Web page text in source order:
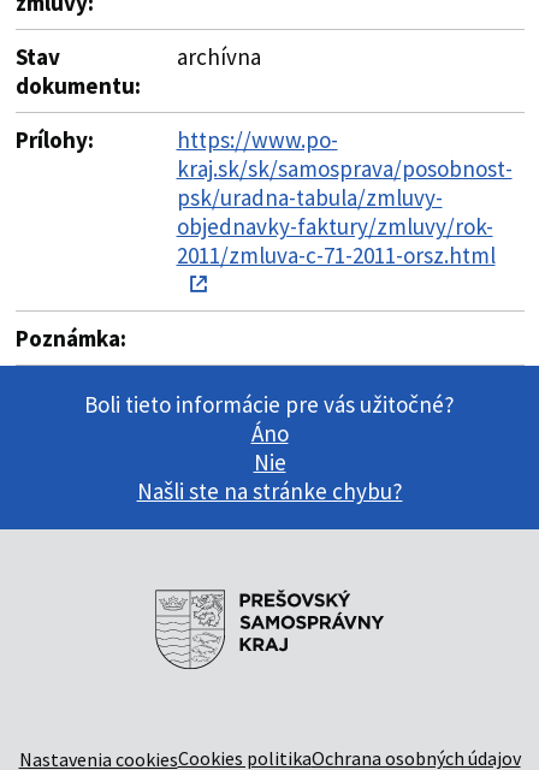
Stav
dokumentu:
archívna
Prílohy:
https://www.po-
kraj.sk/sk/samosprava/posobnost-
psk/uradna-tabula/zmluvy-
objednavky-faktury/zmluvy/rok-
2011/zmluva-c-71-2011-orsz.html
Poznámka:
Boli tieto informácie pre vás užitočné?
Áno
Nie
Našli ste na stránke chybu?
Nastavenia cookiesCookies politikaOchrana osobných údajov